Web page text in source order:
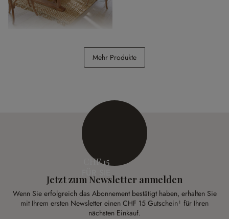
Mehr Produkte
CHF 15
Jetzt zum Newsletter anmelden
Wenn Sie erfolgreich das Abonnement bestätigt haben, erhalten Sie
mit Ihrem ersten Newsletter einen CHF 15 Gutschein¹ für Ihren
nächsten Einkauf.